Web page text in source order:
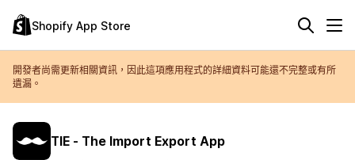
Shopify App Store
開發者尚需更新相關資訊，因此這項應用程式的詳細資料可能還不完整或有所
遺漏。
TIE ‑ The Import Export App